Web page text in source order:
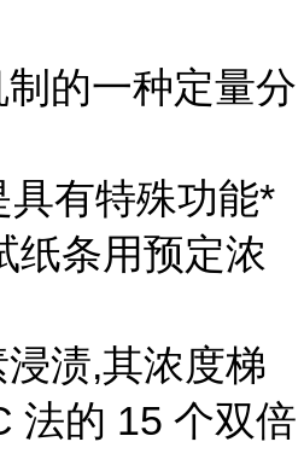
的一种定量分
具有特殊功能*
纸条用预定浓
渍,其浓度梯
法的 15 个双倍